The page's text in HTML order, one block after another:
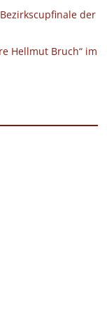
der
Hellmut Bruch“ im